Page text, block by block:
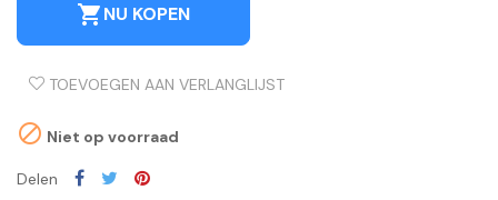
shopping_cartNU KOPEN
TOEVOEGEN AAN VERLANGLIJST
 Niet op voorraad
Delen